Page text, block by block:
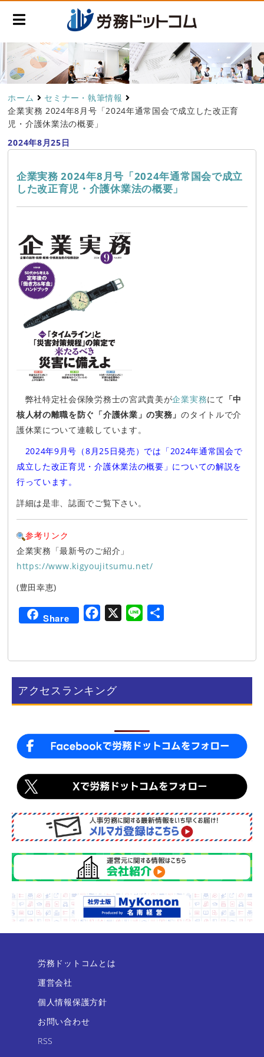
ホーム
セミナー・執筆情報
企業実務 2024年8月号「2024年通常国会で成立した改正育
児・介護休業法の概要」
2024年8月25日
企業実務 2024年8月号「2024年通常国会で成立
した改正育児・介護休業法の概要」
弊社特定社会保険労務士の宮武貴美が企業実務にて 「中
核人材の離職を防ぐ「介護休業」の実務」のタイトルで介
護休業について連載しています。
2024年9月号（8月25日発売）では「2024年通常国会で
成立した改正育児・介護休業法の概要」についての解説を
行っています。
詳細は是非、誌面でご覧下さい。
参考リンク
企業実務「最新号のご紹介」
https://www.kigyoujitsumu.net/
(豊田幸恵)
Share
e
b
o
e
アクセスランキング
労務ドットコムとは
運営会社
個人情報保護方針
お問い合わせ
RSS